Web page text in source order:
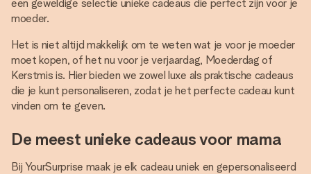
een geweldige selectie unieke cadeaus die perfect zijn voor je
moeder.
Het is niet altijd makkelijk om te weten wat je voor je moeder
moet kopen, of het nu voor je verjaardag, Moederdag of
Kerstmis is. Hier bieden we zowel luxe als praktische cadeaus
die je kunt personaliseren, zodat je het perfecte cadeau kunt
vinden om te geven.
De meest unieke cadeaus voor mama
Bij YourSurprise maak je elk cadeau uniek en gepersonaliseerd